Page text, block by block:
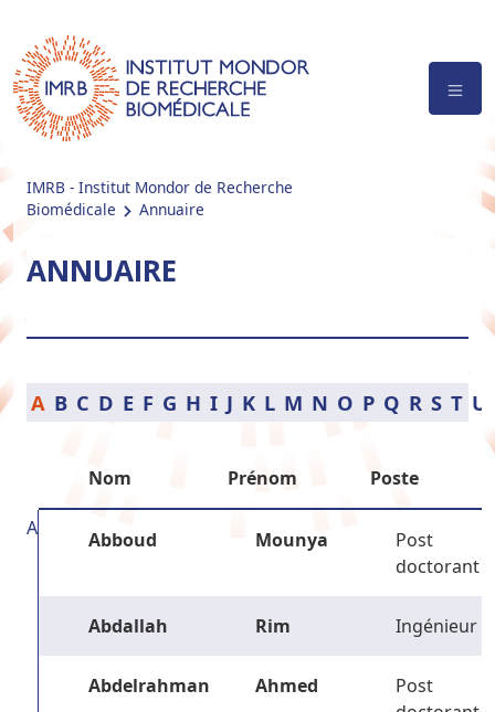
IMRB - Institut Mondor de Recherche
Biomédicale
Annuaire
ANNUAIRE
A B C D E F G H I J K L M N O P Q R S T U
Nom Prénom Poste
A Abboud Mounya
Post
doctorant
Abdallah Rim Ingénieur
Abdelrahman Ahmed
Post